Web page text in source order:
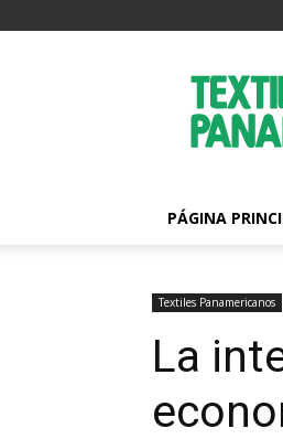
Textiles
PÁGINA
Textiles Panamericanos
La